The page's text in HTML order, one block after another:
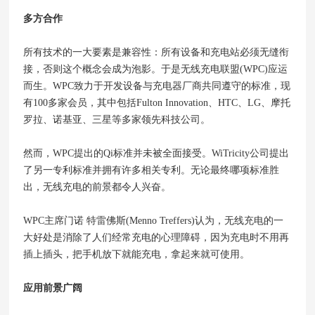
多方合作
所有技术的一大要素是兼容性：所有设备和充电站必须无缝衔
接，否则这个概念会成为泡影。于是无线充电联盟(WPC)应运
而生。WPC致力于开发设备与充电器厂商共同遵守的标准，现
有100多家会员，其中包括Fulton Innovation、HTC、LG、摩托
罗拉、诺基亚、三星等多家领先科技公司。
然而，WPC提出的Qi标准并未被全面接受。WiTricity公司提出
了另一专利标准并拥有许多相关专利。无论最终哪项标准胜
出，无线充电的前景都令人兴奋。
WPC主席门诺 特雷佛斯(Menno Treffers)认为，无线充电的一
大好处是消除了人们经常充电的心理障碍，因为充电时不用再
插上插头，把手机放下就能充电，拿起来就可使用。
应用前景广阔